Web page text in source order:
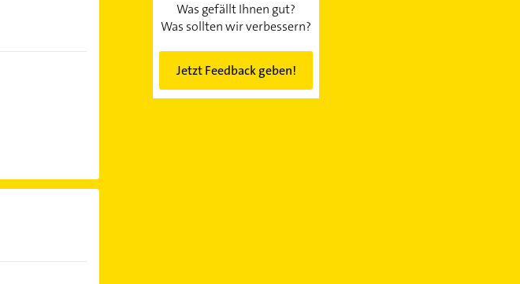
Was gefällt Ihnen gut?
Was sollten wir verbessern?
Jetzt Feedback geben!